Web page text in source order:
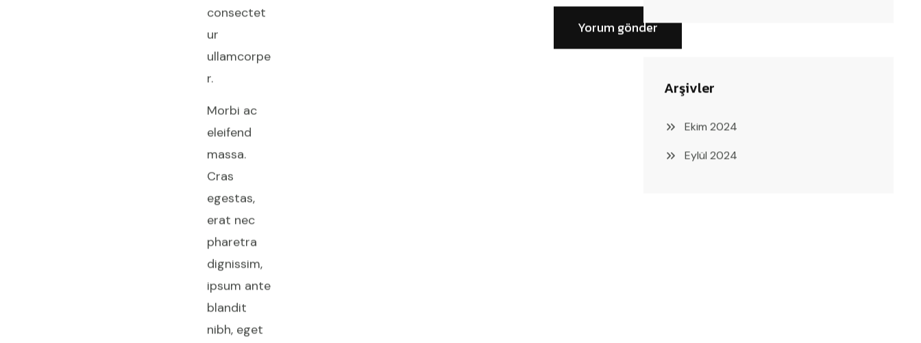
consectet
ur
ullamcorpe
r.
Morbi ac
eleifend
massa.
Cras
egestas,
erat nec
pharetra
dignissim,
ipsum ante
blandit
nibh, eget
Arşivler
Ekim 2024
Eylül 2024